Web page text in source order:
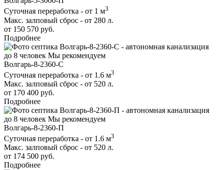
Суточная переработка - от 1 м3
Макс. залповый сброс - от 280 л.
от 150 570 руб.
Подробнее
до 8 человек Мы рекомендуем
Волгарь-8-2360-С
Суточная переработка - от 1.6 м3
Макс. залповый сброс - от 520 л.
от 170 400 руб.
Подробнее
до 8 человек Мы рекомендуем
Волгарь-8-2360-П
Суточная переработка - от 1.6 м3
Макс. залповый сброс - от 520 л.
от 174 500 руб.
Подробнее